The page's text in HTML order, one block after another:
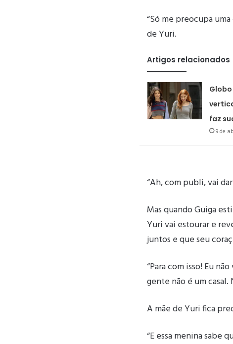
“Só me preocupa
de Yuri.
Artigos relacionados
faz
9 de
“Ah, com publi, vai
Mas quando Guiga
Yuri vai estourar e
juntos e que seu
“Para com isso! Eu
gente não é um casal.
A mãe de Yuri fica
“E essa menina sabe